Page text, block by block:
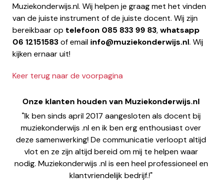
Muziekonderwijs.nl. Wij helpen je graag met het vinden
van de juiste instrument of de juiste docent. Wij zijn
bereikbaar op telefoon 085 833 99 83,whatsapp
06 12151583of email info@muziekonderwijs.nl. Wij
kijken ernaar uit!
Keer terug naar de voorpagina
Onze klanten houden van Muziekonderwijs.nl
"Ik ben sinds april 2017 aangesloten als docent bij
muziekonderwijs .nl en ik ben erg enthousiast over
deze samenwerking! De communicatie verloopt altijd
vlot en ze zijn altijd bereid om mij te helpen waar
nodig. Muziekonderwijs .nl is een heel professioneel en
klantvriendelijk bedrijf.!"